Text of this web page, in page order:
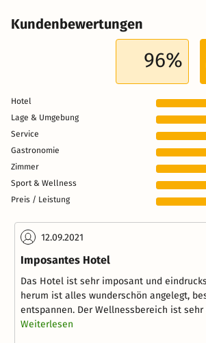
Kundenbewertungen
96%
Hotel
Lage & Umgebung
Service
Gastronomie
Zimmer
Sport & Wellness
Preis / Leistung
12.09.2021
Imposantes Hotel
Das Hotel ist sehr imposant und
herum ist alles wunderschön angelegt,
entspannen. Der Wellnessbereich ist sehr
Weiterlesen